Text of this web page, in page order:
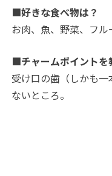
■好きな食べ物は？
お肉、魚、野菜、フル
■チャームポイントを
受け口の歯（しかも
ないところ。